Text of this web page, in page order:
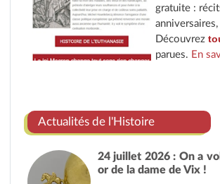
gratuite :
Découvrez
parues. En
Actualités de l'Histoire
24 juillet 2026 : On a
or de la dame de Vix !